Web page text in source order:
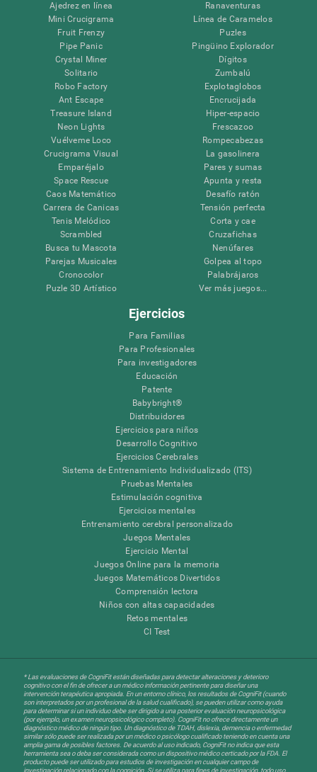
Ajedrez en línea
Mini Crucigrama
Fruit Frenzy
Pipe Panic
Crystal Miner
Solitario
Robo Factory
Ant Escape
Treasure Island
Neon Lights
Vuélveme Loco
Crucigrama Visual
Emparéjalo
Space Rescue
Caos Matemático
Carrera de Canicas
Tenis Melódico
Scrambled
Busca tu Mascota
Parejas Musicales
Cronocolor
Puzle 3D Artístico
Ranaventuras
Línea de Caramelos
Puzles
Pingüino Explorador
Dígitos
Zumbalú
Explotaglobos
Encrucijada
Hiper-espacio
Frescazoo
Rompecabezas
La gasolinera
Pares y sumas
Apunta y resta
Desafío ratón
Tensión perfecta
Corta y cae
Cruzafichas
Nenúfares
Golpea al topo
Palabrájaros
Ver más juegos...
Ejercicios
Para Familias
Para Profesionales
Para investigadores
Educación
Patente
Babybright®
Distribuidores
Ejercicios para niños
Desarrollo Cognitivo
Ejercicios Cerebrales
Sistema de Entrenamiento Individualizado (ITS)
Pruebas Mentales
Estimulación cognitiva
Ejercicios mentales
Entrenamiento cerebral personalizado
Juegos Mentales
Ejercicio Mental
Juegos Online para la memoria
Juegos Matemáticos Divertidos
Comprensión lectora
Niños con altas capacidades
Retos mentales
CI Test
* Las evaluaciones de CogniFit están diseñadas para detectar alteraciones y deterioro
cognitivo con el fin de ofrecer a un médico información pertinente para diseñar una
intervención terapéutica apropiada. En un entorno clínico, los resultados de CogniFit (cuando
son interpretados por un profesional de la salud cualificado), se pueden utilizar como ayuda
para determinar si un individuo debe ser dirigido a una posterior evaluación neuropsicológica
(por ejemplo, un examen neuropsicológico completo). CogniFit no ofrece directamente un
diagnóstico médico de ningún tipo. Un diagnóstico de TDAH, dislexia, demencia o enfermedad
similar sólo puede ser realizada por un médico o psicólogo cualificado teniendo en cuenta una
amplia gama de posibles factores. De acuerdo al uso indicado, CogniFit no indica que esta
herramienta sea o deba ser considerada como un dispositivo médico certicado por la FDA. El
producto puede ser utilizado para estudios de investigación en cualquier campo de
investigación relacionado con la cognición. Si se utiliza para fines de investigación, todo uso